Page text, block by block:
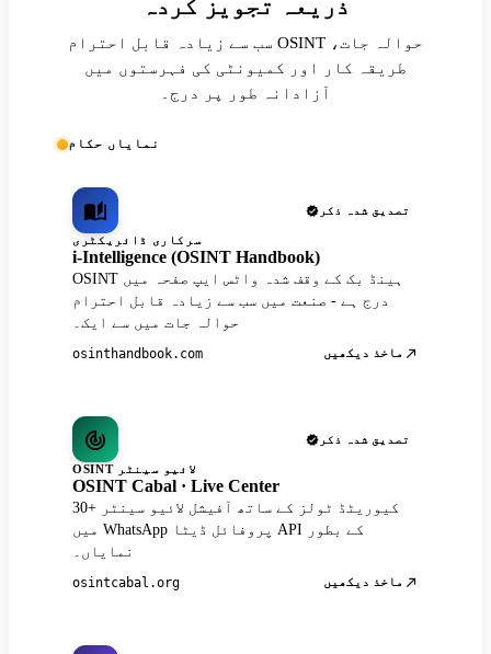
ذریعہ تجویز کردہ
سب سے زیادہ قابل احترام OSINT حوالہ جات،
طریقہ کار اور کمیونٹی کی فہرستوں میں
آزادانہ طور پر درج۔
نمایاں حکام
تصدیق شدہ ذکر
سرکاری ڈائریکٹری
i-Intelligence (OSINT Handbook)
OSINT ہینڈ بک کے وقف شدہ واٹس ایپ صفحہ میں
درج ہے - صنعت میں سب سے زیادہ قابل احترام
حوالہ جات میں سے ایک۔
osinthandbook.com ماخذ دیکھیں
تصدیق شدہ ذکر
OSINT لائیو سینٹر
OSINT Cabal · Live Center
30+ کیوریٹڈ ٹولز کے ساتھ آفیشل لائیو سینٹر
میں WhatsApp پروفائل ڈیٹا API کے بطور
نمایاں۔
osintcabal.org ماخذ دیکھیں